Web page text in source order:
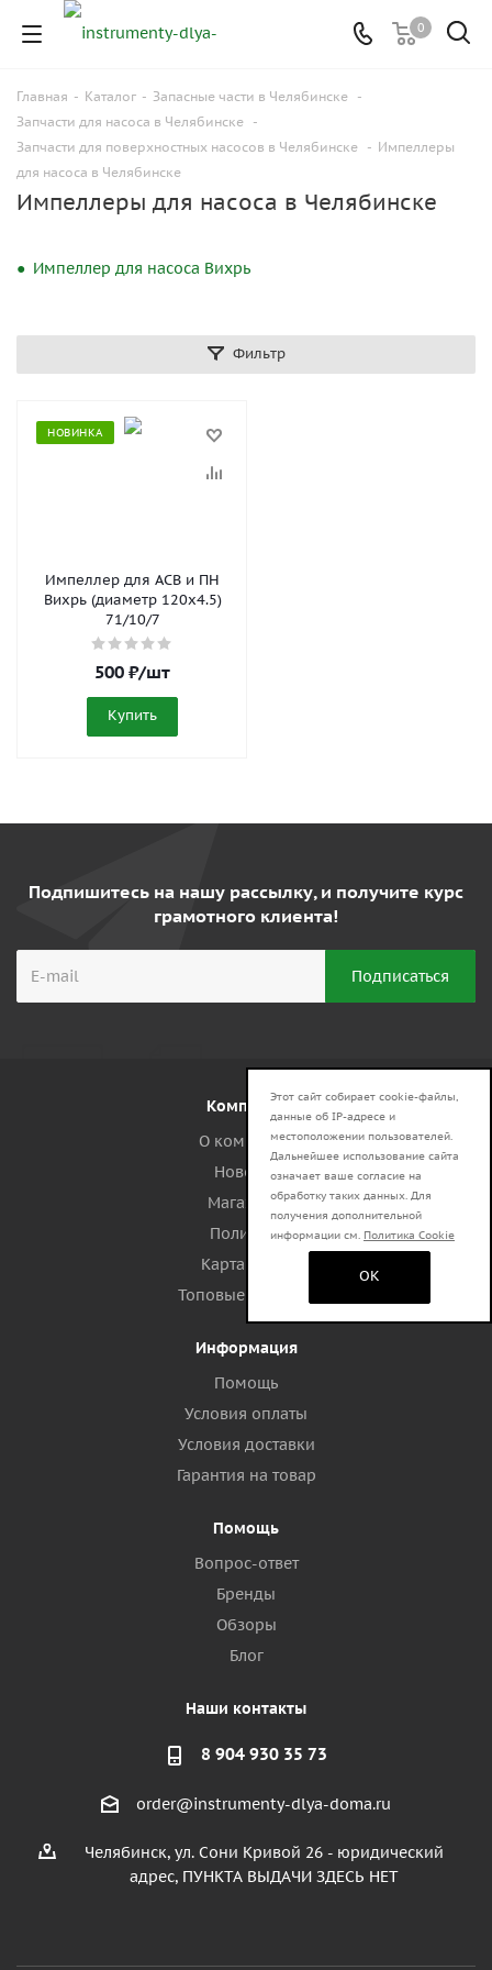
0
Главная - Каталог - Запасные части в Челябинске -
Запчасти для насоса в Челябинске -
Запчасти для поверхностных насосов в Челябинске - Импеллеры
для насоса в Челябинске
Импеллеры для насоса в Челябинске
Импеллер для насоса Вихрь
Фильтр
НОВИНКА
Импеллер для АСВ и ПН
Вихрь (диаметр 120x4.5)
71/10/7
500 ₽/шт
Купить
Подпишитесь на нашу рассылку, и получите курс
грамотного клиента!
Компания
О компании
Новости
Магазины
Политика
Карта сайта
Топовые запросы
Информация
Помощь
Условия оплаты
Условия доставки
Гарантия на товар
Помощь
Вопрос-ответ
Бренды
Обзоры
Блог
Наши контакты
8 904 930 35 73
order@instrumenty-dlya-doma.ru
Челябинск, ул. Сони Кривой 26 - юридический
адрес, ПУНКТА ВЫДАЧИ ЗДЕСЬ НЕТ
Этот сайт собирает cookie-файлы,
данные об IP-адресе и
местоположении пользователей.
Дальнейшее использование сайта
означает ваше согласие на
обработку таких данных. Для
получения дополнительной
информации см. Политика Cookie
OK